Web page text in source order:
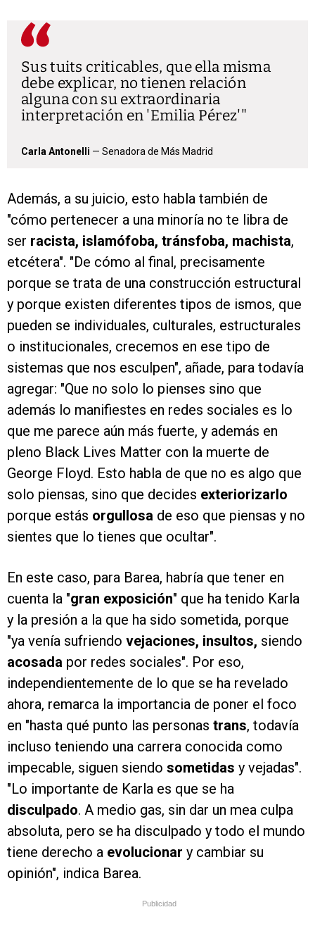
Sus tuits criticables, que ella misma
debe explicar, no tienen relación
alguna con su extraordinaria
interpretación en 'Emilia Pérez'
Carla Antonelli — Senadora de Más Madrid
Además, a su juicio, esto habla también de
"cómo pertenecer a una minoría no te libra de
ser racista, islamófoba, tránsfoba, machista,
etcétera". "De cómo al final, precisamente
porque se trata de una construcción estructural
y porque existen diferentes tipos de ismos, que
pueden se individuales, culturales, estructurales
o institucionales, crecemos en ese tipo de
sistemas que nos esculpen", añade, para todavía
agregar: "Que no solo lo pienses sino que
además lo manifiestes en redes sociales es lo
que me parece aún más fuerte, y además en
pleno Black Lives Matter con la muerte de
George Floyd. Esto habla de que no es algo que
solo piensas, sino que decides exteriorizarlo
porque estás orgullosa de eso que piensas y no
sientes que lo tienes que ocultar".
En este caso, para Barea, habría que tener en
cuenta la "gran exposición" que ha tenido Karla
y la presión a la que ha sido sometida, porque
"ya venía sufriendo vejaciones, insultos, siendo
acosada por redes sociales". Por eso,
independientemente de lo que se ha revelado
ahora, remarca la importancia de poner el foco
en "hasta qué punto las personas trans, todavía
incluso teniendo una carrera conocida como
impecable, siguen siendo sometidas y vejadas".
"Lo importante de Karla es que se ha
disculpado. A medio gas, sin dar un mea culpa
absoluta, pero se ha disculpado y todo el mundo
tiene derecho a evolucionar y cambiar su
opinión", indica Barea.
Publicidad